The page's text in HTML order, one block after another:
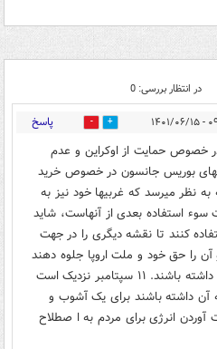
در انتظار بررسی: 0
۱۵ 1 پاسخ
خصوص حمایت از اوکراین و عدم
بوریس جانسون در خصوص خرید
نظر میرسد که غربیها خود نیز به
استفاده بعدی از آنهاست، شاید
کنند تا نقشه دیگری را در جهت
را حق خود و ملت اروپا جلوه دهند
و پشتوانه افکار عمومی دنیا را نیز داشته باشند. ۱۱ سپتامبر نزدیک است
داشته باشند برای یک آشوب و
انرژی برای مردم به ا صطلاح